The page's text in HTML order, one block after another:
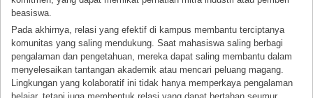
beasiswa.
Pada akhirnya, relasi yang efektif di kampus membantu terciptanya
komunitas yang saling mendukung. Saat mahasiswa saling berbagi
pengalaman dan pengetahuan, mereka dapat saling membantu dalam
menyelesaikan tantangan akademik atau mencari peluang magang.
Lingkungan yang kolaboratif ini tidak hanya memperkaya pengalaman